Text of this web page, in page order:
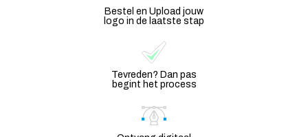
Bestel en Upload jouw
logo in de laatste stap
Tevreden? Dan pas
begint het process